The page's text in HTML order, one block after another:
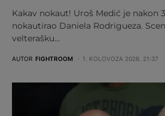
Kakav nokaut! Uroš Medić je nakon
nokautirao Daniela Rodrigueza.
velterašku…
AUTOR FIGHTROOM 1. KOLOVOZA 2026. 21:37